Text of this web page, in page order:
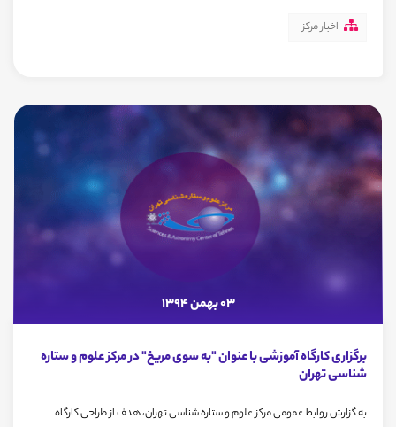
اخبار مرکز
03 بهمن 1394
برگزاری کارگاه آموزشی با عنوان "به سوی مریخ" در مرکز علوم و ستاره
شناسی تهران
به گزارش روابط عمومی مرکز علوم و ستاره شناسی تهران، هدف از طراحی کارگاه